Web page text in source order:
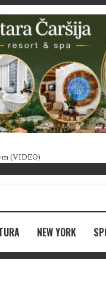
(VIDEO)
NEW YORK